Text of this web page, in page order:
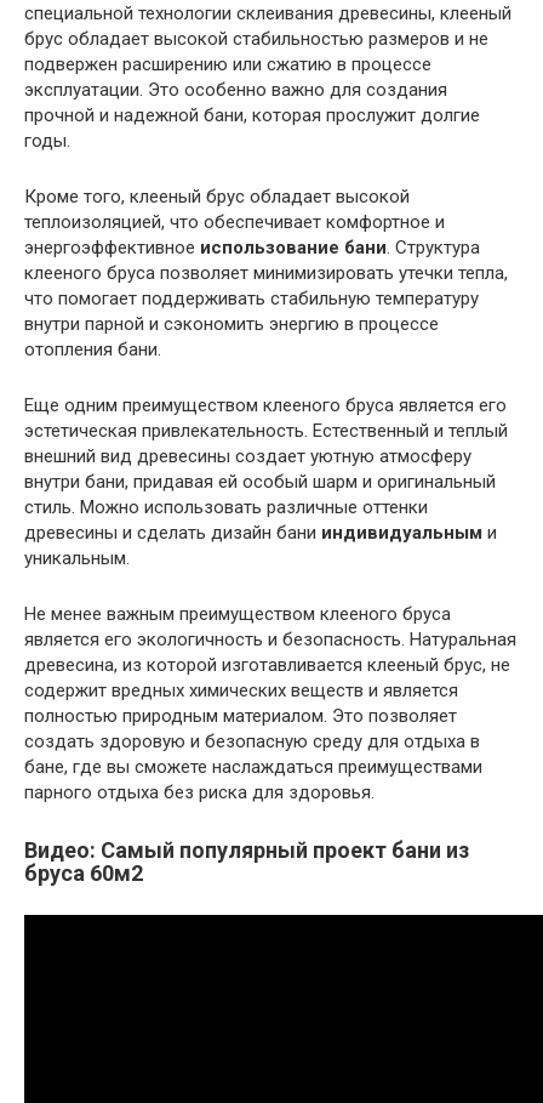
специальной технологии склеивания древесины, клееный
брус обладает высокой стабильностью размеров и не
подвержен расширению или сжатию в процессе
эксплуатации. Это особенно важно для создания
прочной и надежной бани, которая прослужит долгие
годы.
Кроме того, клееный брус обладает высокой
теплоизоляцией, что обеспечивает комфортное и
энергоэффективное использование бани. Структура
клееного бруса позволяет минимизировать утечки тепла,
что помогает поддерживать стабильную температуру
внутри парной и сэкономить энергию в процессе
отопления бани.
Еще одним преимуществом клееного бруса является его
эстетическая привлекательность. Естественный и теплый
внешний вид древесины создает уютную атмосферу
внутри бани, придавая ей особый шарм и оригинальный
стиль. Можно использовать различные оттенки
древесины и сделать дизайн бани индивидуальным и
уникальным.
Не менее важным преимуществом клееного бруса
является его экологичность и безопасность. Натуральная
древесина, из которой изготавливается клееный брус, не
содержит вредных химических веществ и является
полностью природным материалом. Это позволяет
создать здоровую и безопасную среду для отдыха в
бане, где вы сможете наслаждаться преимуществами
парного отдыха без риска для здоровья.
Видео: Самый популярный проект бани из
бруса 60м2